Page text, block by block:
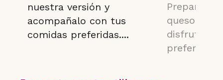
nuestra versión y
acompañalo con tus
comidas preferidas....
Prepará
queso
disfrutalo